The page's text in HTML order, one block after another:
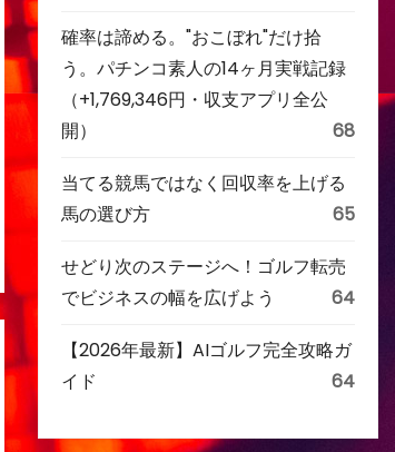
確率は諦める。"おこぼれ"だけ拾
う。パチンコ素人の14ヶ月実戦記録
（+1,769,346円・収支アプリ全公
開）
68
当てる競馬ではなく回収率を上げる
馬の選び方
65
せどり次のステージへ！ゴルフ転売
でビジネスの幅を広げよう
64
【2026年最新】AIゴルフ完全攻略ガ
イド
64